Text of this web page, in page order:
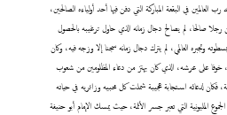
العالمين في البقعة المباركة التي دفن فيها أحد أولياءه الصالحين،
قبل حوالي 1240 سنة، كان رجلا صالحا، لم يصالح دجال زمانه الذي حاول ترغيبه بالحصول
وتجبره العالمي، لم يترك دجال زمانه سجنا إلا وزجه فيه، وكان
خوفا على عرشه، الذي كان يهتز من دعاء المظلومين من شعوب
فكان لدعائه استجابة عجيبة شملت كل محبيه وزائريه في حياته
المليونية التي تعبر جسر الأئمة، حيث يمسك الإمام أبو حنيفة